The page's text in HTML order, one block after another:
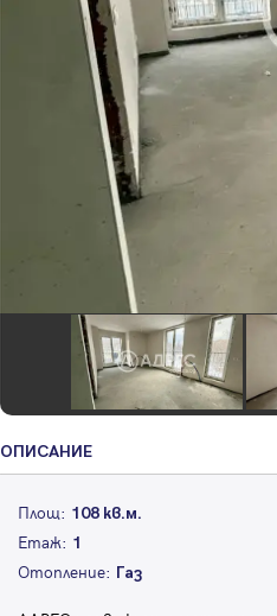
ОПИСАНИЕ
Площ: 108 кв.м.
Етаж: 1
Отопление: Газ